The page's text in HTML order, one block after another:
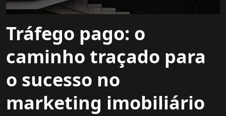
Tráfego pago: o
caminho traçado para
o sucesso no
marketing imobiliário